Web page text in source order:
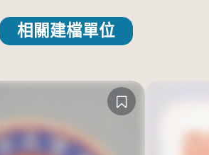
相關建檔單位